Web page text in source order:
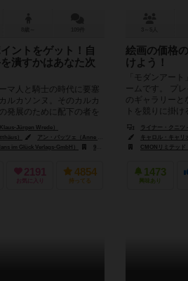
ントをゲット！自
潰すかはあなた次
マ人と騎士の時代に要塞
ルカソンヌ。そのカルカ
発展のために配下の者を
うテーマのタ...
Jürgen Wrede）
）
アン・パッツェ（Anne Pätzke）
クリス・キリアム
im Glück Verlags-GmbH）
999ゲームズ（999 Games） ア
2191
お気に入り
4854
持ってる
絵画の価格
けよう！
「モダンアー
ームです。 プ
のギャラリーと
トを競りに掛け
ライナー・クニツ
キャロル・キャリ
CMONリミテッド
1473
興味あり